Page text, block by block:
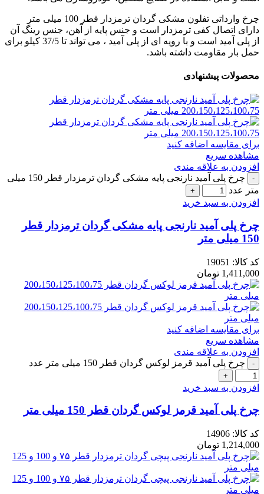
چرخ وارداتی تفلون مشکی گردان ترمزدار قطر 100 میلی متر
دارای اتصال کفی ترمزدار است و جنس پایه از آهن، جنس رینگ آن
از پلی آمید است و با رویه ای از پلی آمید ، می تواند تا 37/5 کیلو برای
حمل بار مقاومت داشته باشد.
محصولات پیشنهادی
برای مقایسه اضافه کنید
مشاهده سریع
افزودن به علاقه مندی
چرخ پلی آمید نارنجی پایه مشکی گردان ترمزدار قطر 150 میلی
متر عدد
افزودن به سبد خرید
چرخ پلی آمید نارنجی پایه مشکی گردان ترمزدار قطر
150 میلی متر
کد کالا: 19051
1,411,000 تومان
برای مقایسه اضافه کنید
مشاهده سریع
افزودن به علاقه مندی
چرخ پلی آمید قرمز لوکس گردان قطر 150 میلی متر عدد
افزودن به سبد خرید
چرخ پلی آمید قرمز لوکس گردان قطر 150 میلی متر
کد کالا: 14906
1,214,000 تومان